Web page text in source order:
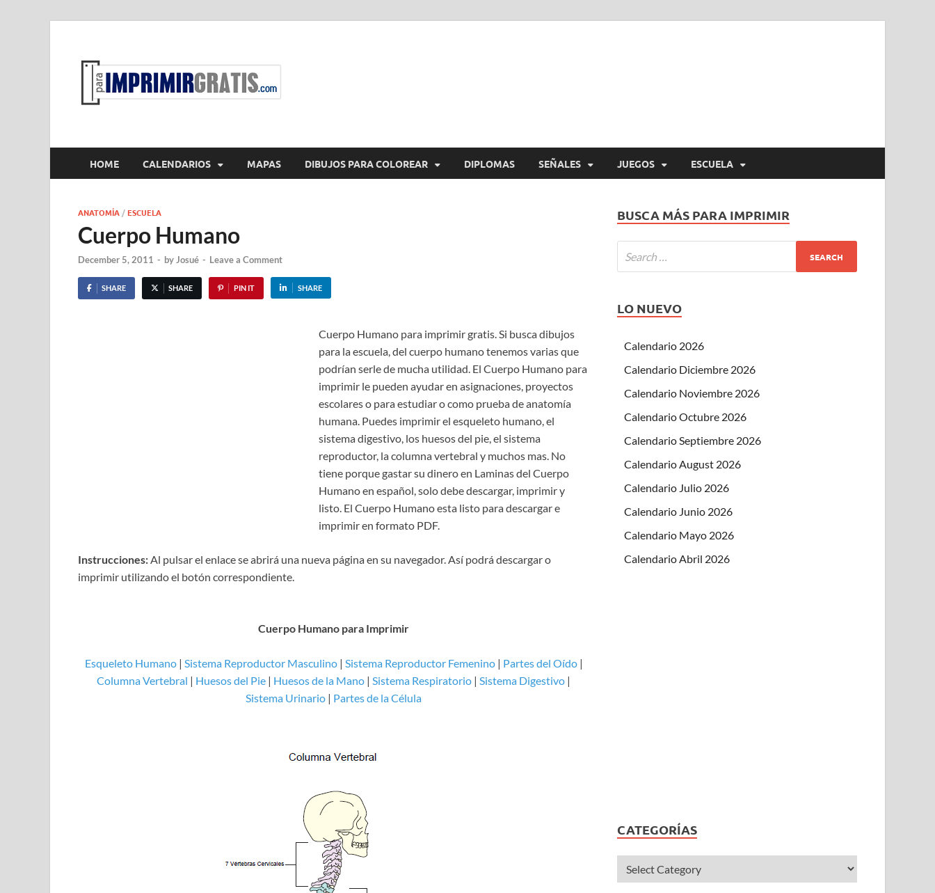
HOME CALENDARIOS MAPAS DIBUJOS PARA COLOREAR DIPLOMAS SEÑALES JUEGOS ESCUELA
ANATOMÍA /ESCUELA
Cuerpo Humano
December 5, 2011 - byJosué - Leave a Comment
SHARE SHARE PIN IT SHARE
Cuerpo Humano para imprimir gratis. Si busca dibujos
para la escuela, del cuerpo humano tenemos varias que
podrían serle de mucha utilidad. El Cuerpo Humano para
imprimir le pueden ayudar en asignaciones, proyectos
escolares o para estudiar o como prueba de anatomía
humana. Puedes imprimir el esqueleto humano, el
sistema digestivo, los huesos del pie, el sistema
reproductor, la columna vertebral y muchos mas. No
tiene porque gastar su dinero en Laminas del Cuerpo
Humano en español, solo debe descargar, imprimir y
listo. El Cuerpo Humano esta listo para descargar e
imprimir en formato PDF.
Instrucciones:Al pulsar el enlace se abrirá una nueva página en su navegador. Así podrá descargar o
imprimir utilizando el botón correspondiente.
Cuerpo Humano para Imprimir
Esqueleto Humano| Sistema Reproductor Masculino| Sistema Reproductor Femenino| Partes del Oído|
Columna Vertebral | Huesos del Pie | Huesos de la Mano | Sistema Respiratorio | Sistema Digestivo |
Sistema Urinario | Partes de la Célula
BUSCA MÁS PARA IMPRIMIR
LO NUEVO
Calendario 2026
Calendario Diciembre 2026
Calendario Noviembre 2026
Calendario Octubre 2026
Calendario Septiembre 2026
Calendario August 2026
Calendario Julio 2026
Calendario Junio 2026
Calendario Mayo 2026
Calendario Abril 2026
CATEGORÍAS